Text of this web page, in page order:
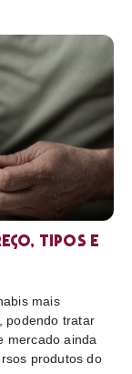
tipos e
mais
podendo tratar
mercado ainda
produtos do